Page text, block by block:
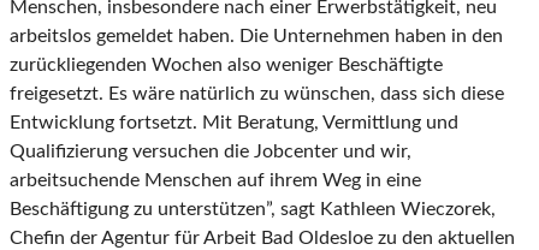
Menschen, insbesondere nach einer Erwerbstätigkeit, neu
arbeitslos gemeldet haben. Die Unternehmen haben in den
zurückliegenden Wochen also weniger Beschäftigte
freigesetzt. Es wäre natürlich zu wünschen, dass sich diese
Entwicklung fortsetzt. Mit Beratung, Vermittlung und
Qualifizierung versuchen die Jobcenter und wir,
arbeitsuchende Menschen auf ihrem Weg in eine
Beschäftigung zu unterstützen”, sagt Kathleen Wieczorek,
Chefin der Agentur für Arbeit Bad Oldesloe zu den aktuellen